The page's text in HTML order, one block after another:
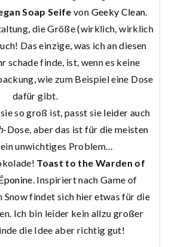
Soap Seife von Geeky Clean
die Größe (wirklich, wirklich
Das einzige, was ich an diesen
schade finde, ist, wenn es keine
wie zum Beispiel eine Dose
dafür gibt.
so groß ist, passt sie leider auch
-Dose, aber das ist für die meisten
unwichtiges Problem…
Toast to the Warden of
. Inspiriert nach Game of
Snow findet sich hier etwas für die
Ich bin leider kein allzu großer
die Idee aber richtig gut!